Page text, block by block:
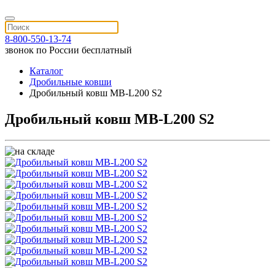
8-800-550-13-74
звонок по России бесплатный
Каталог
Дробильные ковши
Дробильный ковш MB-L200 S2
Дробильный ковш MB-L200 S2